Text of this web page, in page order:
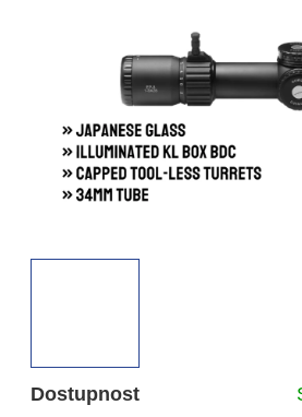
Dostupnost